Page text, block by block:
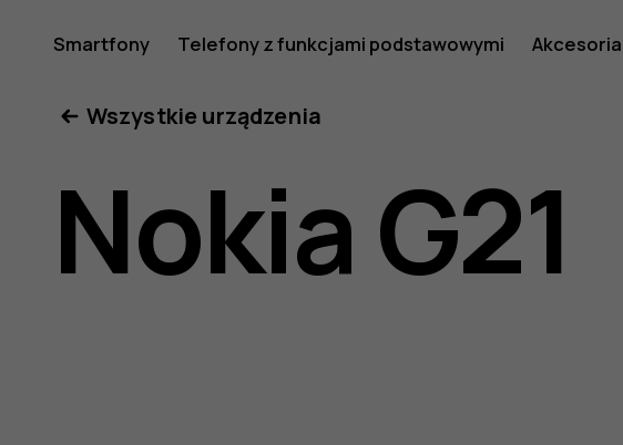
Nokia
G21
—
Smartfony Telefony z funkcjami podstawowymi Akcesoria
Wszystkie urządzenia
Nokia G21